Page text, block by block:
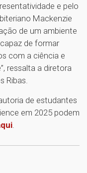
e pelo
Mackenzie
de um ambiente
de formar
com a ciência e
ressalta a diretora
Ribas.
de estudantes
em 2025 podem